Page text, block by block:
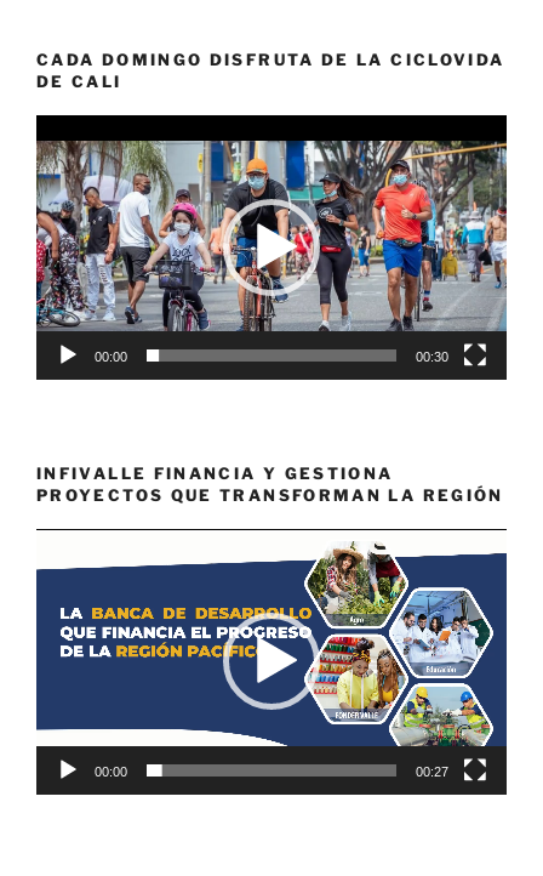
CADA DOMINGO DISFRUTA DE LA CICLOVIDA
DE CALI
de
vídeo
00:00 00:30
INFIVALLE FINANCIA Y GESTIONA
PROYECTOS QUE TRANSFORMAN LA REGIÓN
de
00:00 00:27